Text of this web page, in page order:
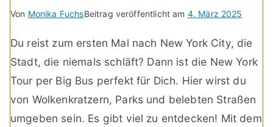
Von Monika FuchsBeitrag veröffentlicht am 4. März 2025
Du reist zum ersten Mal nach New York City, die
Stadt, die niemals schläft? Dann ist die New York
Tour per Big Bus perfekt für Dich. Hier wirst du
von Wolkenkratzern, Parks und belebten Straßen
umgeben sein. Es gibt viel zu entdecken! Mit dem